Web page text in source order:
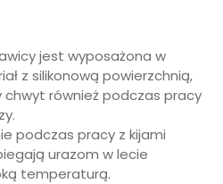
jest wyposażona w
z silikonową powierzchnią,
również podczas pracy
podczas pracy z kijami
urazom w lecie
temperaturą.